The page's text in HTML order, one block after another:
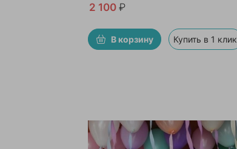
2 100 ₽
В корзину Купить в 1 клик